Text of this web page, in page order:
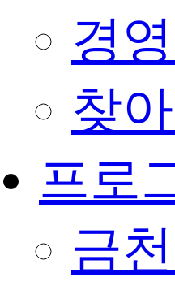
경
찾
프로
금